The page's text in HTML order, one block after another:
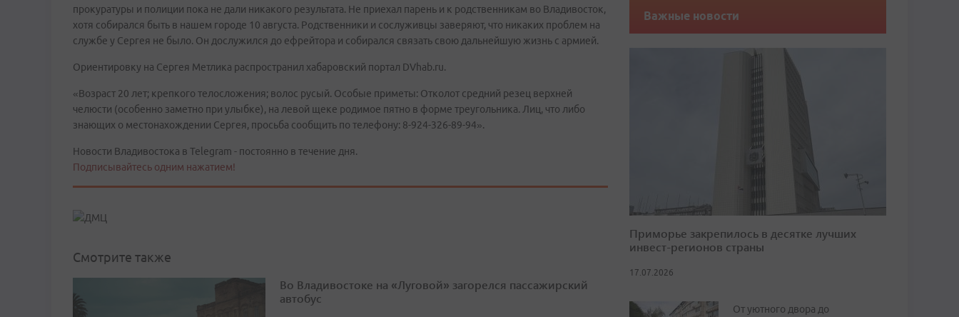
прокуратуры и полиции пока не дали никакого результата. Не приехал парень и к родственникам во Владивосток,
хотя собирался быть в нашем городе 10 августа. Родственники и сослуживцы заверяют, что никаких проблем на
службе у Сергея не было. Он дослужился до ефрейтора и собирался связать свою дальнейшую жизнь с армией.
Ориентировку на Сергея Метлика распространил хабаровский портал DVhab.ru.
«Возраст 20 лет; крепкого телосложения; волос русый. Особые приметы: Отколот средний резец верхней
челюсти (особенно заметно при улыбке), на левой щеке родимое пятно в форме треугольника. Лиц, что либо
знающих о местонахождении Сергея, просьба сообщить по телефону: 8-924-326-89-94».
Новости Владивостока в Telegram - постоянно в течение дня.
Подписывайтесь одним нажатием!
Смотрите также
Во Владивостоке на «Луговой» загорелся пассажирский
автобус
Важные новости
Приморье закрепилось в десятке лучших
инвест-регионов страны
17.07.2026
От уютного двора до